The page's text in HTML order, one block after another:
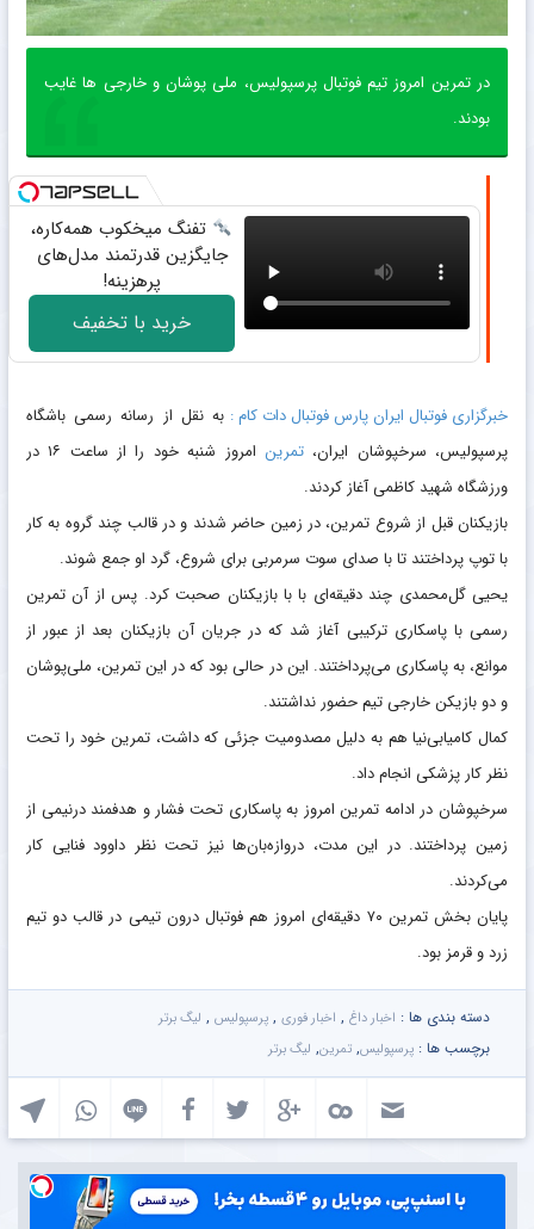
در تمرین امروز تیم فوتبال پرسپولیس، ملی پوشان و خارجی ها غایب
بودند.
تفنگ میخکوب همه‌کاره،
جایگزین قدرتمند مدل‌های
پرهزینه!
خرید با تخفیف
خبرگزاری فوتبال ایران پارس فوتبال دات کام : به نقل از رسانه رسمی باشگاه
پرسپولیس، سرخپوشان ایران،تمرین
امروز شنبه خود را از ساعت ۱۶ در
ورزشگاه شهید کاظمی آغاز کردند.
بازیکنان قبل از شروع تمرین، در زمین حاضر شدند و در قالب چند گروه به کار
با توپ پرداختند تا با صدای سوت سرمربی برای شروع، گرد او جمع شوند.
یحیی گل‌محمدی چند دقیقه‌ای با با بازیکنان صحبت کرد. پس از آن تمرین
رسمی با پاسکاری‌ ترکیبی آغاز شد که در جریان آن بازیکنان بعد از عبور از
موانع، به پاسکاری می‌پرداختند. این در حالی بود که در این تمرین، ملی‌پوشان
و دو بازیکن‌ خارجی تیم حضور نداشتند.
کمال کامیابی‌نیا هم به دلیل مصدومیت جزئی که داشت، تمرین خود را تحت
نظر کار پزشکی انجام داد.
سرخپوشان در ادامه تمرین امروز به پاسکاری تحت فشار و هدفمند درنیمی از
زمین پرداختند. در این مدت، دروازه‌بان‌ها نیز تحت نظر داوود فنایی کار
می‌کردند.
پایان بخش تمرین ۷۰ دقیقه‌ای امروز هم فوتبال درون تیمی در قالب دو تیم
زرد و قرمز بود.
دسته بندی ها : اخبار داغ , اخبار فوری , پرسپولیس , لیگ برتر
برچسب ها : پرسپولیس, تمرین, لیگ برتر